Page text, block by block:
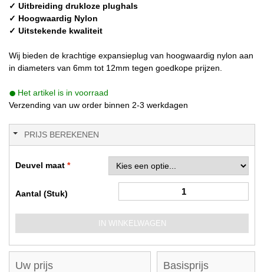
✓ Uitbreiding drukloze plughals
✓ Hoogwaardig Nylon
✓ Uitstekende kwaliteit
Wij bieden de krachtige expansieplug van hoogwaardig nylon aan
in diameters van 6mm tot 12mm tegen goedkope prijzen.
Het artikel is in voorraad
Verzending van uw order binnen 2-3 werkdagen
PRIJS BEREKENEN
Deuvel maat
Aantal (Stuk)
IN WINKELWAGEN
Basisprijs
Uw prijs